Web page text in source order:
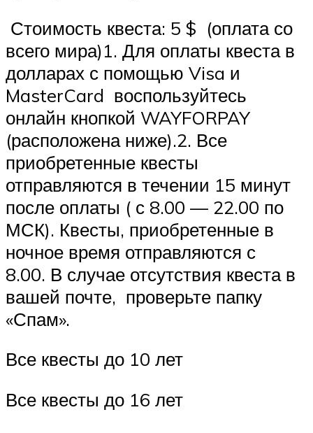
Стоимость квеста: 5 $ (оплата со
всего мира)1. Для оплаты квеста в
долларах с помощью Visa и
MasterCard воспользуйтесь
онлайн кнопкой WAYFORPAY
(расположена ниже).2. Все
приобретенные квесты
отправляются в течении 15 минут
после оплаты ( с 8.00 — 22.00 по
МСК). Квесты, приобретенные в
ночное время отправляются с
8.00. В случае отсутствия квеста в
вашей почте, проверьте папку
«Спам».
Все квесты до 10 лет
Все квесты до 16 лет